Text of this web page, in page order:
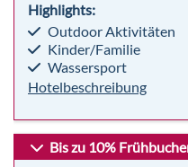
Highlights:
Outdoor Aktivitäten
Kinder/Familie
Wassersport
Hotelbeschreibung
Bis zu 10%